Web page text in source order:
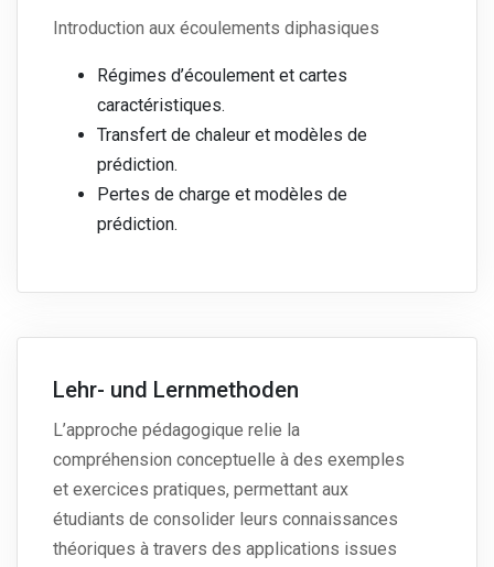
Introduction aux écoulements diphasiques
Régimes d’écoulement et cartes
caractéristiques.
Transfert de chaleur et modèles de
prédiction.
Pertes de charge et modèles de
prédiction.
Lehr- und Lernmethoden
L’approche pédagogique relie la
compréhension conceptuelle à des exemples
et exercices pratiques, permettant aux
étudiants de consolider leurs connaissances
théoriques à travers des applications issues